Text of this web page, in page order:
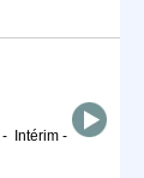
- Intérim -